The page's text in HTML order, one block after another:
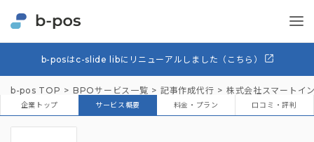
b-posはc-slide libにリニューアルしました（こちら）
b-pos TOP BPOサービス一覧 記事作成代行 株式会社スマートイ
企業トップ サービス概要 料金・プラン 口コミ・評判